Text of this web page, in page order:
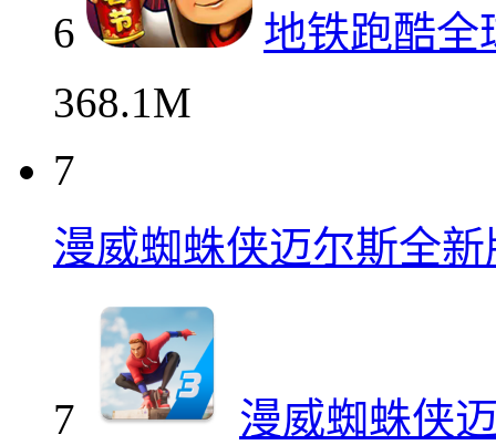
6
地铁跑酷全
368.1M
7
漫威蜘蛛侠迈尔斯全
7
漫威蜘蛛侠